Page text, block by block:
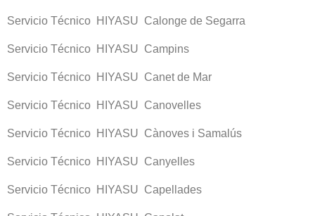
Servicio Técnico HIYASU Calonge de Segarra
Servicio Técnico HIYASU Campins
Servicio Técnico HIYASU Canet de Mar
Servicio Técnico HIYASU Canovelles
Servicio Técnico HIYASU Cànoves i Samalús
Servicio Técnico HIYASU Canyelles
Servicio Técnico HIYASU Capellades